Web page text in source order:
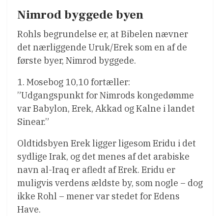
Nimrod byggede byen
Rohls begrundelse er, at Bibelen nævner
det nærliggende Uruk/Erek som en af de
første byer, Nimrod byggede.
1. Mosebog 10,10 fortæller:
”Udgangspunkt for Nimrods kongedømme
var Babylon, Erek, Akkad og Kalne i landet
Sinear.”
Oldtidsbyen Erek ligger ligesom Eridu i det
sydlige Irak, og det menes af det arabiske
navn al-Iraq er afledt af Erek. Eridu er
muligvis verdens ældste by, som nogle – dog
ikke Rohl – mener var stedet for Edens
Have.